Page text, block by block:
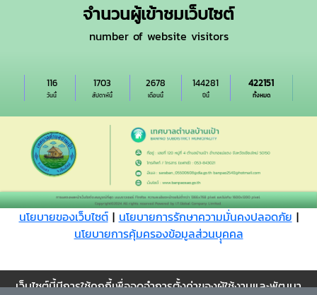
จำนวนผู้เข้าชมเว็บไซต์
number of website visitors
วันนี้
116
สัปดาห์นี้
1703
เดือนนี้
2678
ปีนี้
144281
ทั้งหมด
422151
นโยบายของเว็บไซต์| นโยบายการรักษาความมั่นคงปลอดภัย |
นโยบายการคุ้มครองข้อมูลส่วนบุุคคล
Cookie
เว็บไซต์นี้มีการใช้คุกกี้เพื่อจดจำการตั้งค่าของผู้ใช้งานและพัฒนา